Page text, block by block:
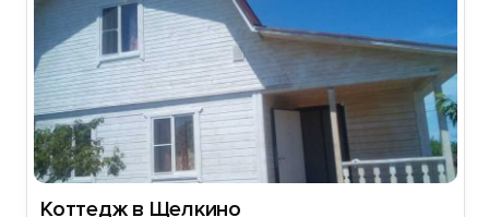
Коттедж в Щелкино